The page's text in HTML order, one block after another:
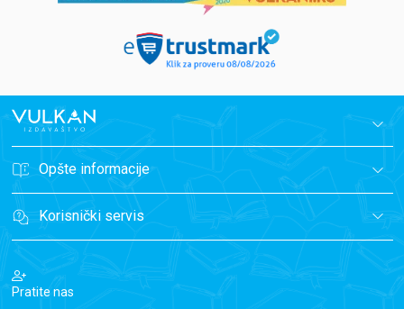
Opšte informacije
Korisnički servis
Pratite nas